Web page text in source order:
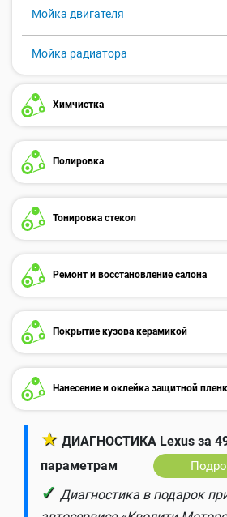
Мойка двигателя
Мойка радиатора
Химчистка
Полировка
Тонировка стекол
Ремонт и восстановление салона
Покрытие кузова керамикой
Нанесение и оклейка защитной
★ ДИАГНОСТИКА Lexus за
параметрам
✓ Диагностика в подарок